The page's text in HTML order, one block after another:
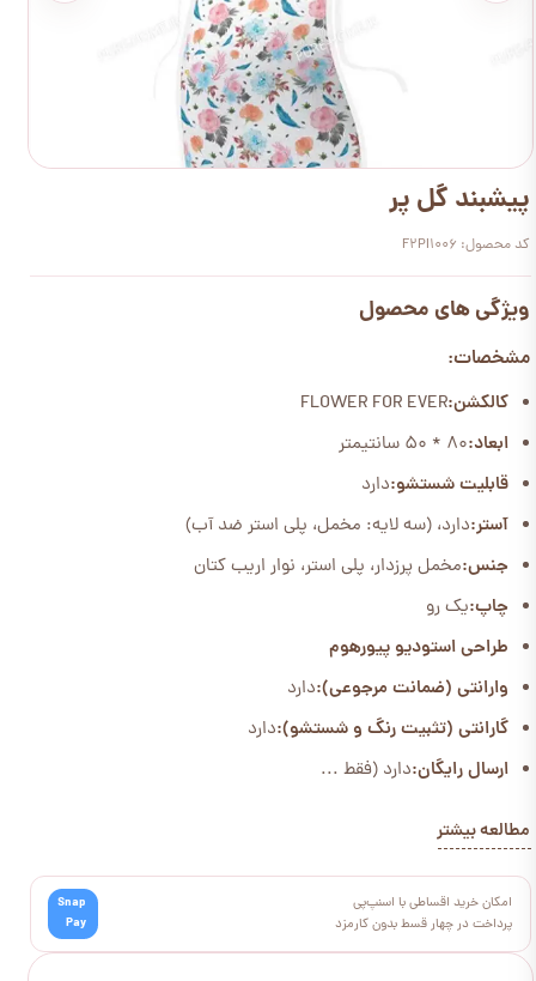
پیشبند گل پر
کد محصول: F2PI1006
ویژگی های محصول
مشخصات:
کالکشن:FLOWER FOR EVER
ابعاد:80 * 50 سانتیمتر
قابلیت شستشو:دارد
آستر:دارد، (سه لایه: مخمل، پلی استر ضد آب)
جنس:مخمل پرزدار، پلی استر، نوار اریب کتان
چاپ:یک رو
طراحی استودیو پیورهوم
وارانتی (ضمانت مرجوعی):دارد
گارانتی (تثبیت رنگ و شستشو):دارد
ارسال رایگان:دارد (فقط ...
مطالعه بیشتر
امکان خرید اقساطی با اسنپ‌پی
پرداخت در چهار قسط بدون کارمزد
Snap
Pay